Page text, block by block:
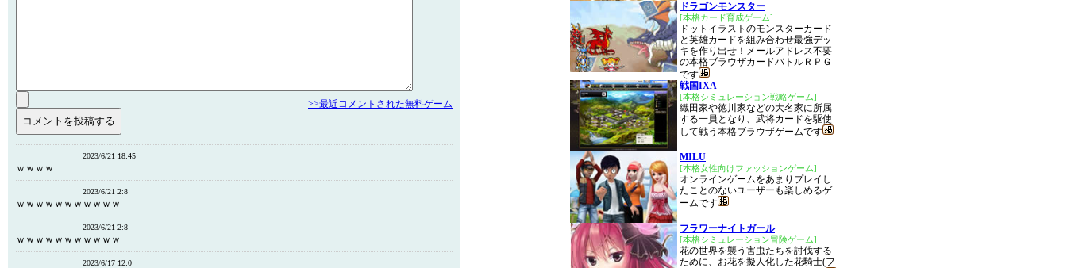
>>最近コメントされた無料ゲーム
2023/6/21 18:45
ｗｗｗｗ
2023/6/21 2:8
ｗｗｗｗｗｗｗｗｗｗｗ
2023/6/21 2:8
ｗｗｗｗｗｗｗｗｗｗｗ
2023/6/17 12:0
ドラゴンモンスター
[本格カード育成ゲーム]
ドットイラストのモンスターカード
と英雄カードを組み合わせ最強デッ
キを作り出せ！メールアドレス不要
の本格ブラウザカードバトルＲＰＧ
です
戦国IXA
[本格シミュレーション戦略ゲーム]
織田家や徳川家などの大名家に所属
する一員となり、武将カードを駆使
して戦う本格ブラウザゲームです
MILU
[本格女性向けファッションゲーム]
オンラインゲームをあまりプレイし
たことのないユーザーも楽しめるゲ
ームです
フラワーナイトガール
[本格シミュレーション冒険ゲーム]
花の世界を襲う害虫たちを討伐する
ために、お花を擬人化した花騎士(フ